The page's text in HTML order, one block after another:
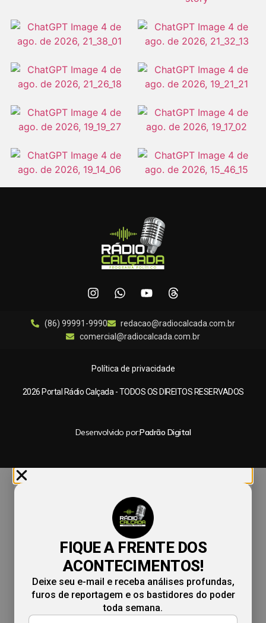
(86) 99991-9990
redacao@radiocalcada.com.br
comercial@radiocalcada.com.br
Política de privacidade
2026 Portal Rádio Calçada - TODOS OS DIREITOS RESERVADOS
Desenvolvido por:Padrão Digital
FIQUE A FRENTE DOS
ACONTECIMENTOS!
Deixe seu e-mail e receba análises profundas,
furos de reportagem e os bastidores do poder
toda semana.